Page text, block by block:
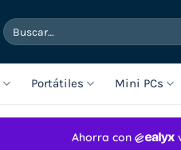
Buscar
por:
Portátiles Mini PCs